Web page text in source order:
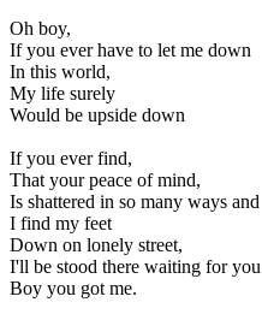
Oh boy,
If you ever have to let me down
In this world,
My life surely
Would be upside down
If you ever find,
That your peace of mind,
Is shattered in so many ways and
I find my feet
Down on lonely street,
I'll be stood there waiting for you
Boy you got me.